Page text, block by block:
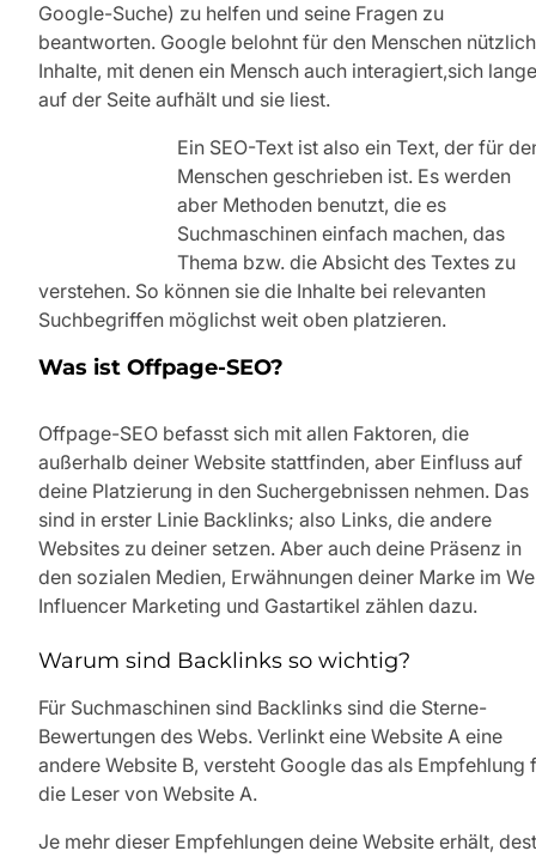
Google-Suche) zu helfen und seine Fragen zu
beantworten. Google belohnt für den Menschen
Inhalte, mit denen ein Mensch auch interagiert,sich lange
auf der Seite aufhält und sie liest.
Ein SEO-Text ist also ein Text, der für
Menschen geschrieben ist. Es werden
aber Methoden benutzt, die es
Suchmaschinen einfach machen, das
Thema bzw. die Absicht des Textes zu
verstehen. So können sie die Inhalte bei relevanten
Suchbegriffen möglichst weit oben platzieren.
Was ist Offpage-SEO?
Offpage-SEO befasst sich mit allen Faktoren, die
außerhalb deiner Website stattfinden, aber Einfluss auf
deine Platzierung in den Suchergebnissen nehmen. Das
sind in erster Linie Backlinks; also Links, die andere
Websites zu deiner setzen. Aber auch deine Präsenz in
den sozialen Medien, Erwähnungen deiner Marke im
Influencer Marketing und Gastartikel zählen dazu.
Warum sind Backlinks so wichtig?
Für Suchmaschinen sind Backlinks sind die Sterne-
Bewertungen des Webs. Verlinkt eine Website A eine
andere Website B, versteht Google das als Empfehlung
die Leser von Website A.
Je mehr dieser Empfehlungen deine Website erhält,